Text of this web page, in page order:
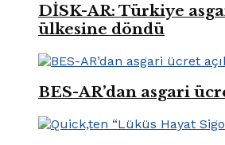
DİSK-AR: Türkiye
ülkesine döndü
BES-AR’dan asgari